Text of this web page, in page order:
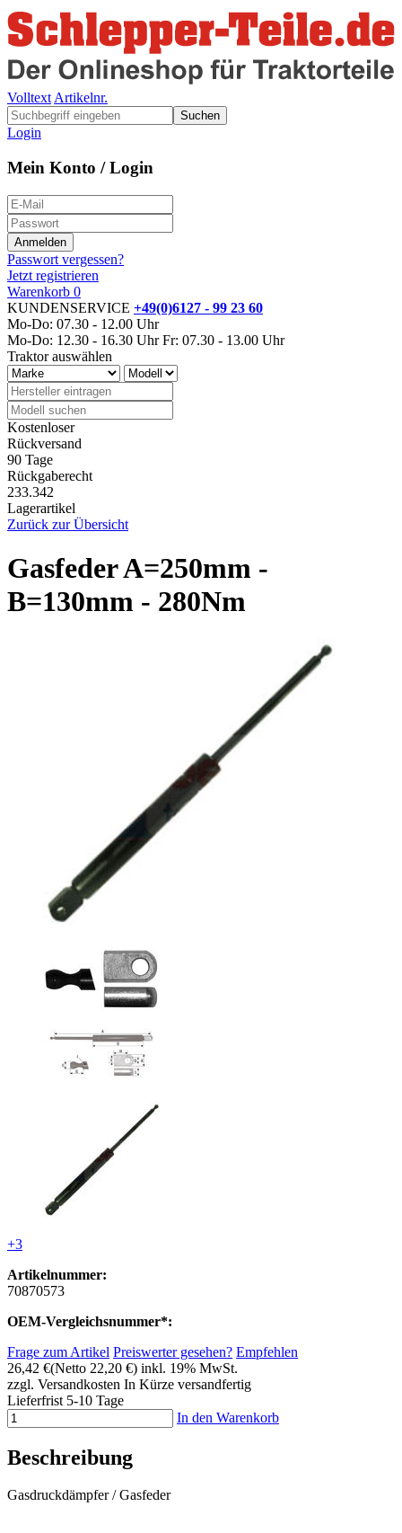
Volltext Artikelnr.
Suchen
Login
Mein Konto / Login
Passwort vergessen?
Jetzt registrieren
Warenkorb 0
KUNDENSERVICE +49(0)6127 - 99 23 60
Mo-Do: 07.30 - 12.00 Uhr
Mo-Do: 12.30 - 16.30 Uhr Fr: 07.30 - 13.00 Uhr
Traktor auswählen
Kostenloser
Rückversand
90 Tage
Rückgaberecht
233.342
Lagerartikel
Zurück zur Übersicht
Gasfeder A=250mm -
B=130mm - 280Nm
+3
Artikelnummer:
70870573
OEM-Vergleichsnummer*:
Frage zum Artikel Preiswerter gesehen? Empfehlen
26,42 €(Netto 22,20 €) inkl. 19% MwSt.
zzgl. Versandkosten In Kürze versandfertig
Lieferfrist 5-10 Tage
In den Warenkorb
Beschreibung
Gasdruckdämpfer / Gasfeder